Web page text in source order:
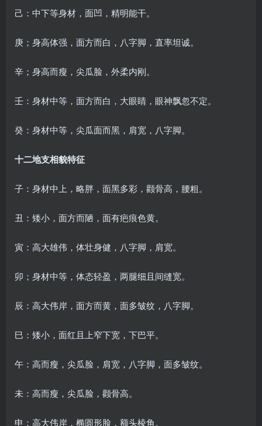
己：中下等身材，面凹，精明能干。
庚；身高体强，面方而白，八字脚，直率坦诚。
辛；身高而瘦，尖瓜脸，外柔内刚。
壬：身材中等，面方而白，大眼睛，眼神飘忽不定。
癸：身材中等，尖瓜面而黑，肩宽，八字脚。
十二地支相貌特征
子：身材中上，略胖，面黑多彩，颧骨高，腰粗。
丑：矮小，面方而陋，面有疤痕色黄。
寅：高大雄伟，体壮身健，八字脚，肩宽。
卯；身材中等，体态轻盈，两腿细且间缝宽。
辰：高大伟岸，面方而黄，面多皱纹，八字脚。
巳：矮小，面红且上窄下宽，下巴平。
午：高而瘦，尖瓜脸，肩宽，八字脚，面多皱纹。
未：高而瘦，尖瓜脸，颧骨高。
申：高大伟岸，椭圆形脸，额头棱角。